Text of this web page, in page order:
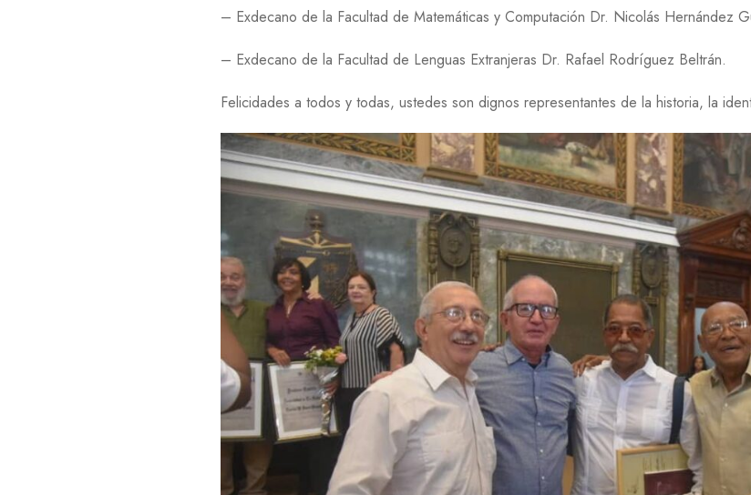
– Exdecano de la Facultad de Matemáticas y Computación Dr. Nicolás Hernández
– Exdecano de la Facultad de Lenguas Extranjeras Dr. Rafael Rodríguez Beltrán.
Felicidades a todos y todas, ustedes son dignos representantes de la historia, la